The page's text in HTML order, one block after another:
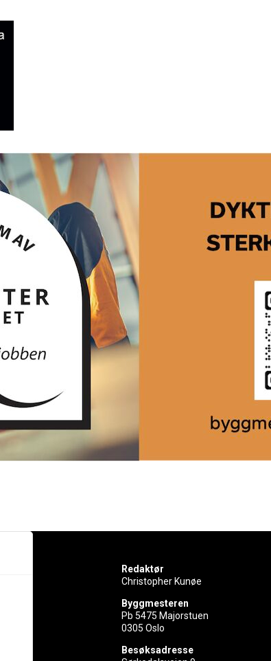
Redaktør
Christopher Kunøe
Byggmesteren
Pb 5475 Majorstuen
0305 Oslo
Besøksadresse